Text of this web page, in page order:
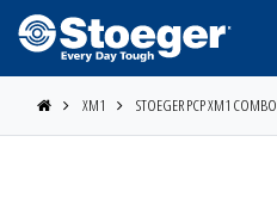
XM1 STOEGER PCP XM1 COMBO